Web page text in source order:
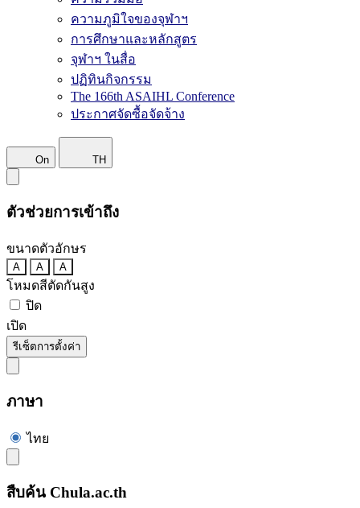
ความภูมิใจของจุฬาฯ
การศึกษาและหลักสูตร
จุฬาฯ ในสื่อ
ปฏิทินกิจกรรม
The 166th ASAIHL Conference
ประกาศจัดซื้อจัดจ้าง
On TH
ตัวช่วยการเข้าถึง
ขนาดตัวอักษร
A A A
โหมดสีตัดกันสูง
ปิด
เปิด
รีเซ็ตการตั้งค่า
ภาษา
ไทย
สืบค้น Chula.ac.th